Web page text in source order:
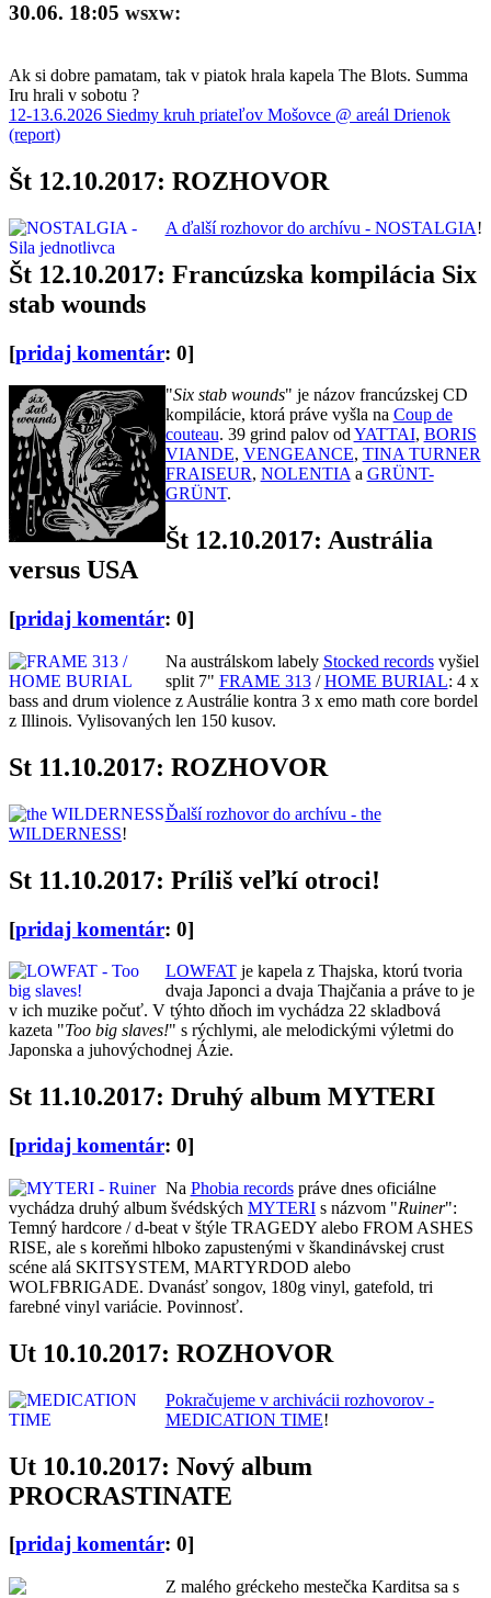
30.06. 18:05 wsxw:
Ak si dobre pamatam, tak v piatok hrala kapela The Blots. Summa
Iru hrali v sobotu ?
12-13.6.2026 Siedmy kruh priateľov Mošovce @ areál Drienok
(report)
Št 12.10.2017: ROZHOVOR
A ďalší rozhovor do archívu - NOSTALGIA!
Št 12.10.2017: Francúzska kompilácia Six
stab wounds
[pridaj komentár: 0]
"Six stab wounds" je názov francúzskej CD
kompilácie, ktorá práve vyšla na Coup de
couteau. 39 grind palov odYATTAI, BORIS
VIANDE, VENGEANCE, TINA TURNER
FRAISEUR, NOLENTIAa GRÜNT-
GRÜNT.
Št 12.10.2017: Austrália
versus USA
[pridaj komentár: 0]
Na austrálskom labely Stocked recordsvyšiel
split 7" FRAME 313/HOME BURIAL: 4 x
bass and drum violence z Austrálie kontra 3 x emo math core bordel
z Illinois. Vylisovaných len 150 kusov.
St 11.10.2017: ROZHOVOR
Ďalší rozhovor do archívu - the
WILDERNESS!
St 11.10.2017: Príliš veľkí otroci!
[pridaj komentár: 0]
LOWFATje kapela z Thajska, ktorú tvoria
dvaja Japonci a dvaja Thajčania a práve to je
v ich muzike počuť. V týhto dňoch im vychádza 22 skladbová
kazeta "Too big slaves!" s rýchlymi, ale melodickými výletmi do
Japonska a juhovýchodnej Ázie.
St 11.10.2017: Druhý album MYTERI
[pridaj komentár: 0]
Na Phobia recordspráve dnes oficiálne
vychádza druhý album švédských MYTERI s názvom "Ruiner":
Temný hardcore / d-beat v štýle TRAGEDY alebo FROM ASHES
RISE, ale s koreňmi hlboko zapustenými v škandinávskej crust
scéne alá SKITSYSTEM, MARTYRDOD alebo
WOLFBRIGADE. Dvanásť songov, 180g vinyl, gatefold, tri
farebné vinyl variácie. Povinnosť.
Ut 10.10.2017: ROZHOVOR
Pokračujeme v archivácii rozhovorov -
MEDICATION TIME!
Ut 10.10.2017: Nový album
PROCRASTINATE
[pridaj komentár: 0]
Z malého gréckeho mestečka Karditsa sa s